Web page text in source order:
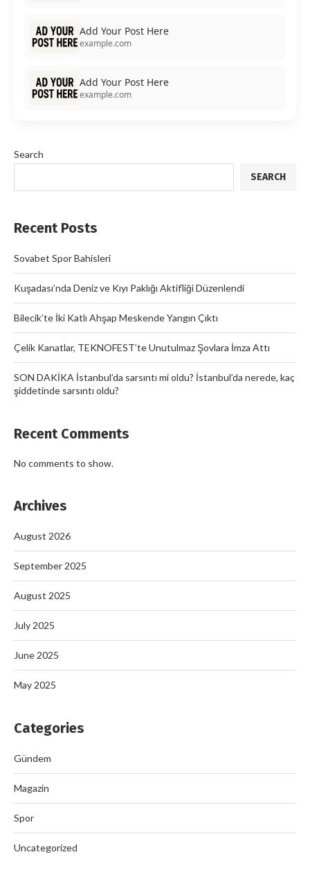
Add Your Post Here
example.com
Add Your Post Here
example.com
Search
SEARCH
Recent Posts
Sovabet Spor Bahisleri
Kuşadası’nda Deniz ve Kıyı Paklığı Aktifliği Düzenlendi
Bilecik’te İki Katlı Ahşap Meskende Yangın Çıktı
Çelik Kanatlar, TEKNOFEST’te Unutulmaz Şovlara İmza Attı
SON DAKİKA İstanbul’da sarsıntı mi oldu? İstanbul’da nerede, kaç
şiddetinde sarsıntı oldu?
Recent Comments
No comments to show.
Archives
August 2026
September 2025
August 2025
July 2025
June 2025
May 2025
Categories
Gündem
Magazin
Spor
Uncategorized